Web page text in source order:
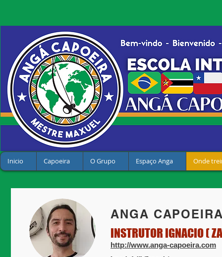
Inicio Capoeira O Grupo Espaço Anga Onde
ANGA
INSTRUTOR IGNACIO (
http://www.anga-capoeira.com